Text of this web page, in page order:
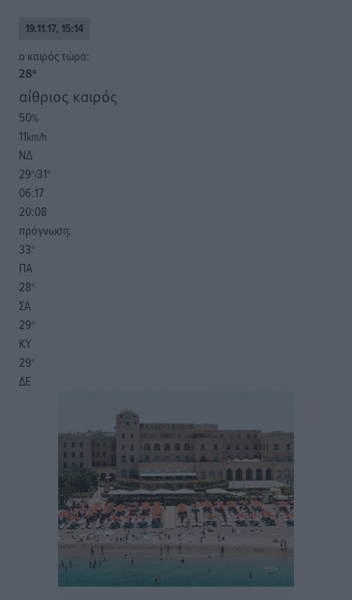
19.11.17, 15:14
o καιρός τώρα:
28°
αίθριος καιρός
50%
11km/h
ΝΔ
29°/31°
06:17
20:08
πρόγνωση:
33°
ΠΑ
28°
ΣΑ
29°
ΚΥ
29°
ΔΕ